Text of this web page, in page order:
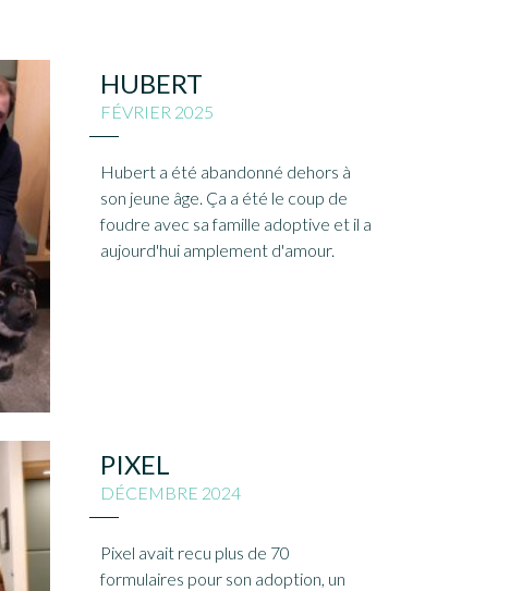
HUBERT
FÉVRIER 2025
Hubert a été abandonné dehors à
son jeune âge. Ça a été le coup de
foudre avec sa famille adoptive et il a
aujourd'hui amplement d'amour.
PIXEL
DÉCEMBRE 2024
Pixel avait recu plus de 70
formulaires pour son adoption, un